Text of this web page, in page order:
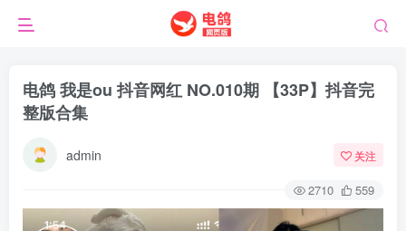
电鸽 我是ou 抖音网红 NO.010期 【33P】抖音完
整版合集
admin 关注
2710 559